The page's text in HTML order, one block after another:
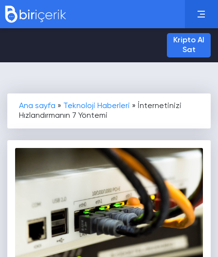
Kripto Al
Sat
Ana sayfa » Teknoloji Haberleri » İnternetinizi
Hızlandırmanın 7 Yöntemi